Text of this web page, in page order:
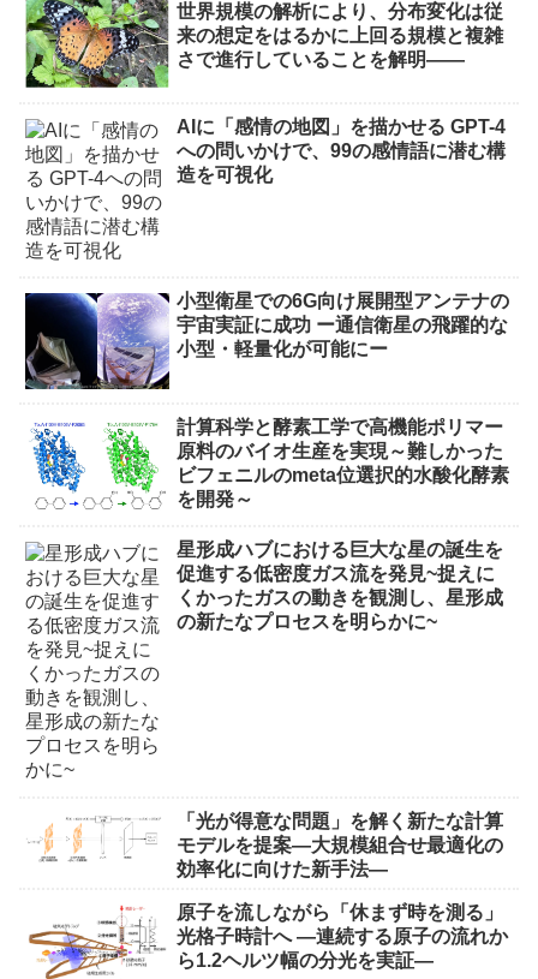
世界規模の解析により、分布変化は従
来の想定をはるかに上回る規模と複雑
さで進行していることを解明――
AIに「感情の地図」を描かせる GPT-4
への問いかけで、99の感情語に潜む構
造を可視化
小型衛星での6G向け展開型アンテナの
宇宙実証に成功 ー通信衛星の飛躍的な
小型・軽量化が可能にー
計算科学と酵素工学で高機能ポリマー
原料のバイオ生産を実現～難しかった
ビフェニルのmeta位選択的水酸化酵素
を開発～
星形成ハブにおける巨大な星の誕生を
促進する低密度ガス流を発見~捉えに
くかったガスの動きを観測し、星形成
の新たなプロセスを明らかに~
「光が得意な問題」を解く新たな計算
モデルを提案―大規模組合せ最適化の
効率化に向けた新手法―
原子を流しながら「休まず時を測る」
光格子時計へ ―連続する原子の流れか
ら1.2ヘルツ幅の分光を実証―